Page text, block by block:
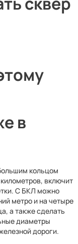
в
кольцом
включит
С БКЛ можно
метро и на четыре
а также сделать
диаметры
дороги.